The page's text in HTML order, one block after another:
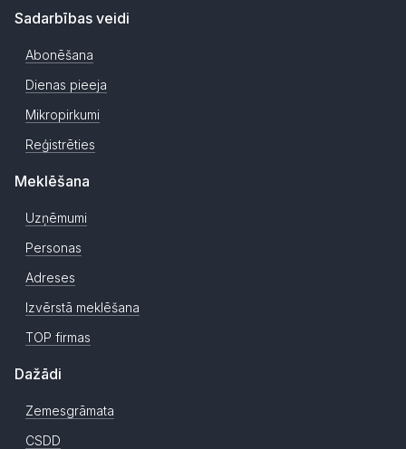
Sadarbības veidi
Abonēšana
Dienas pieeja
Mikropirkumi
Reģistrēties
Meklēšana
Uzņēmumi
Personas
Adreses
Izvērstā meklēšana
TOP firmas
Dažādi
Zemesgrāmata
CSDD